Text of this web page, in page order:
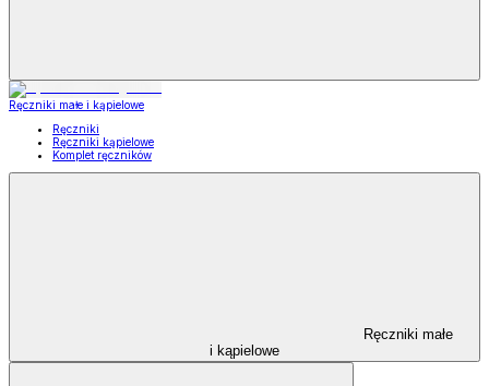
Ręczniki małe i kąpielowe
Ręczniki
Ręczniki kąpielowe
Komplet ręczników
Ręczniki małe
i kąpielowe